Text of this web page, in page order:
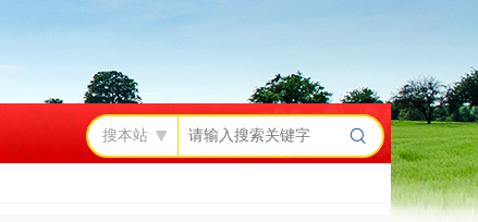
搜本站